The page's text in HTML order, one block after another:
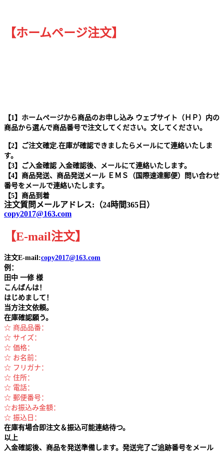
【ホームページ注文】
【1】ホームページから商品のお申し込み ウェブサイト（ＨＰ）内の
商品から選んで商品番号で注文してください。文してください。
【2】ご注文確定.在庫が確認できましたらメールにて連絡いたしま
す。
【3】ご入金確認 入金確認後、メールにて連絡いたします。
【4】商品発送、商品発送メール ＥＭＳ（国際速達郵便）問い合わせ
番号をメールで連絡いたします。
【5】商品到着
注文質問メールアドレス:（24時間365日）
copy2017@163.com
【E-mail注文】
注文E-mail:copy2017@163.com
例：
田中 一修 様
こんばんは！
はじめまして！
当方注文依頼。
在庫確認願う。
☆ 商品品番：
☆ サイズ：
☆ 価格：
☆ お名前：
☆ フリガナ：
☆ 住所：
☆ 電話：
☆ 郵便番号：
☆お振込み金額：
☆ 振込日：
在庫有場合即注文＆振込可能連絡待つ。
以上
入金確認後、商品を発送準備します。発送完了ご追跡番号をメール